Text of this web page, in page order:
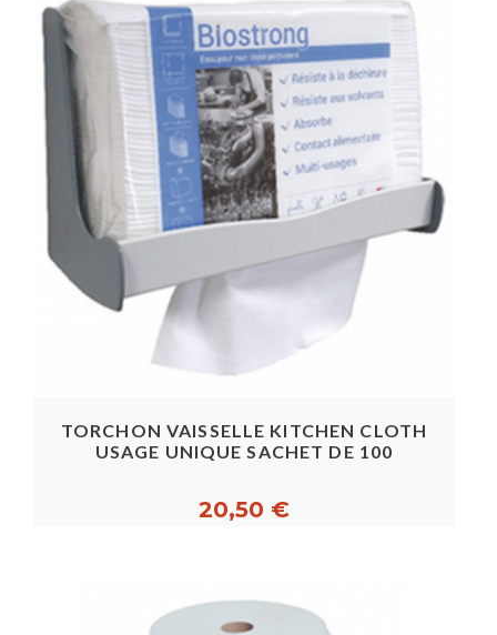
TORCHON VAISSELLE KITCHEN CLOTH
USAGE UNIQUE SACHET DE 100
20,50 €